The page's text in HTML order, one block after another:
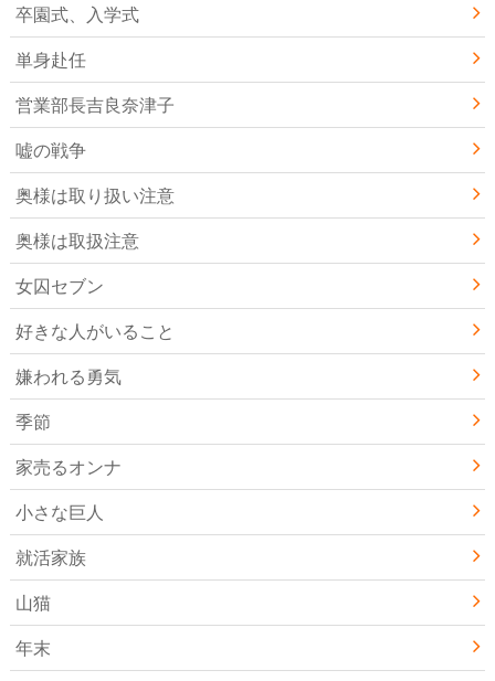
卒園式、入学式
単身赴任
営業部長吉良奈津子
嘘の戦争
奥様は取り扱い注意
奥様は取扱注意
女囚セブン
好きな人がいること
嫌われる勇気
季節
家売るオンナ
小さな巨人
就活家族
山猫
年末